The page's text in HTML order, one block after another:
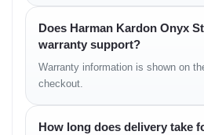
Net weight: 4.2 kg
Cable type: AC power cable
Things to Know
Buying
Does Harman Kardon Onyx
warranty support?
Warranty information is shown on
checkout.
How long does delivery take